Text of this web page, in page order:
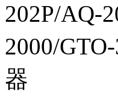
202P/AQ-
2000/
器